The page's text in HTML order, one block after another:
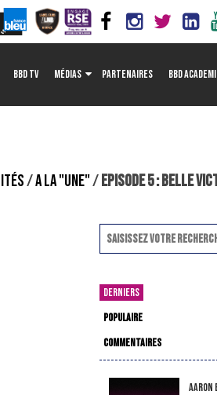
BBD TV MÉDIAS PARTENAIRES BBD
/A LA "UNE"/ EPISODE 5 : BELLE
DERNIERS
POPULAIRE
COMMENTAIRES
Aaron